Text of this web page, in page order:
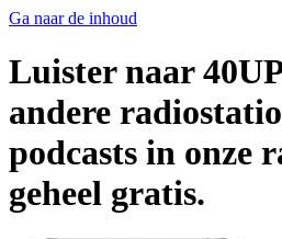
Ga naar de inhoud
Luister naar
andere
podcasts in onze
geheel gratis.